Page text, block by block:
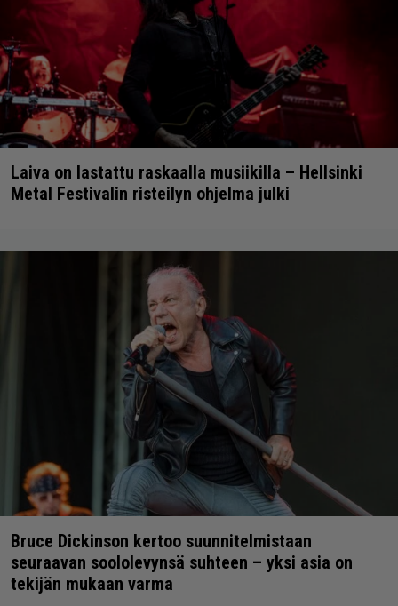
Laiva on lastattu raskaalla musiikilla – Hellsinki
Metal Festivalin risteilyn ohjelma julki
Bruce Dickinson kertoo suunnitelmistaan
seuraavan soololevynsä suhteen – yksi asia on
tekijän mukaan varma